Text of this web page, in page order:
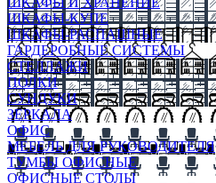
ШКАФЫ-КУПЕ
ШКАФЫ-РАСПАШНЫЕ
ГАРДЕРОБНЫЕ СИСТЕМЫ
СТЕЛЛАЖИ
ПОЛКИ
СУНДУКИ
ЗЕРКАЛА
ОФИС
МЕБЕЛЬ ДЛЯ РУКОВОДИТЕЛЯ
ТУМБЫ ОФИСНЫЕ
ОФИСНЫЕ СТОЛЫ